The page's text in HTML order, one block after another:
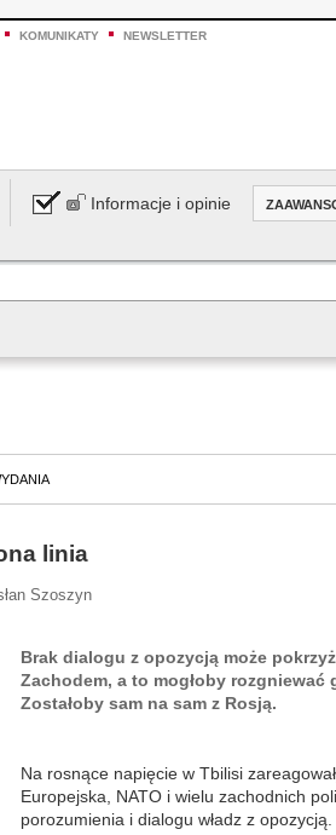
KOMUNIKATY NEWSLETTER
Informacje i opinie
linia
Szoszyn
Brak dialogu z opozycją może
Zachodem, a to mogłoby rozgniewać
Zostałoby sam na sam z Rosją.
Na rosnące napięcie w Tbilisi
Europejska, NATO i wielu zachodnich
porozumienia i dialogu władz z